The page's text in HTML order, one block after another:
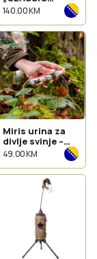
LODEN“
140.00 KM
Miris urina za
divlje svinje –
sprej 100 ml
49.00 KM